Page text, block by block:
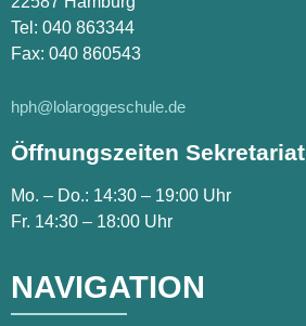
Tel: 040 863344
Fax: 040 860543
hph@lolaroggeschule.de
Öffnungszeiten Sekretariat
Mo. – Do.: 14:30 – 19:00 Uhr
Fr. 14:30 – 18:00 Uhr
NAVIGATION